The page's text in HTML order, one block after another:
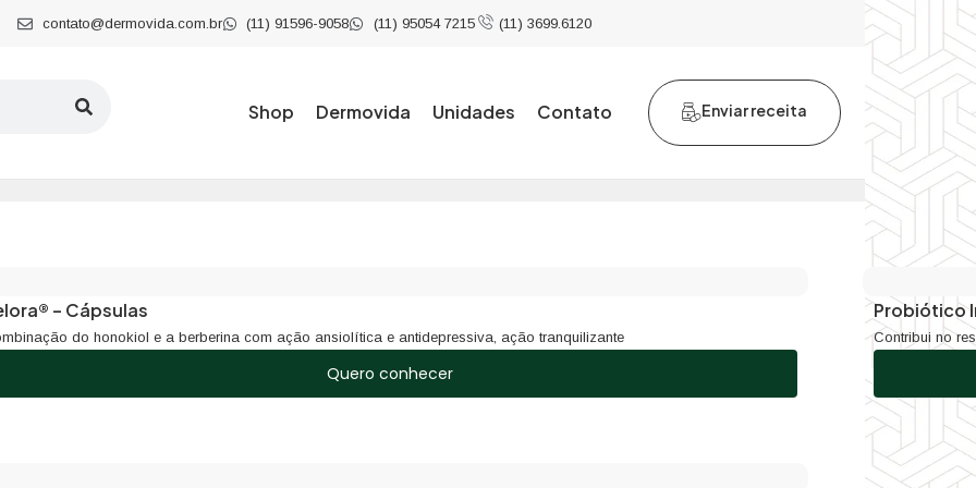
contato@dermovida.com.br (11) 91596-9058 (11) 95054 7215 (11) 3699.6120
Shop Dermovida Unidades Contato Enviar receita
– Cápsulas
do honokiol e a berberina com ação ansiolítica e antidepressiva, ação tranquilizante
Quero conhecer
Probiótico
Contribui no